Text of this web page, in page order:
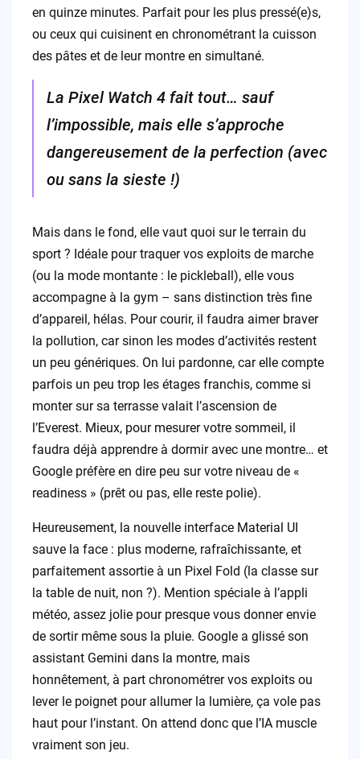
en quinze minutes. Parfait pour les plus pressé(e)s,
ou ceux qui cuisinent en chronométrant la cuisson
des pâtes et de leur montre en simultané.
La Pixel Watch 4 fait tout… sauf
l’impossible, mais elle s’approche
dangereusement de la perfection (avec
ou sans la sieste !)
Mais dans le fond, elle vaut quoi sur le terrain du
sport ? Idéale pour traquer vos exploits de marche
(ou la mode montante : le pickleball), elle vous
accompagne à la gym – sans distinction très fine
d’appareil, hélas. Pour courir, il faudra aimer braver
la pollution, car sinon les modes d’activités restent
un peu génériques. On lui pardonne, car elle compte
parfois un peu trop les étages franchis, comme si
monter sur sa terrasse valait l’ascension de
l’Everest. Mieux, pour mesurer votre sommeil, il
faudra déjà apprendre à dormir avec une montre… et
Google préfère en dire peu sur votre niveau de «
readiness » (prêt ou pas, elle reste polie).
Heureusement, la nouvelle interface Material UI
sauve la face : plus moderne, rafraîchissante, et
parfaitement assortie à un Pixel Fold (la classe sur
la table de nuit, non ?). Mention spéciale à l’appli
météo, assez jolie pour presque vous donner envie
de sortir même sous la pluie. Google a glissé son
assistant Gemini dans la montre, mais
honnêtement, à part chronométrer vos exploits ou
lever le poignet pour allumer la lumière, ça vole pas
haut pour l’instant. On attend donc que l’IA muscle
vraiment son jeu.